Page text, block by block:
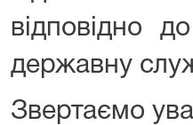
відповідно
державну
Звертаємо